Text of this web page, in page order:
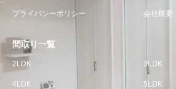
プライバシーポリシー 会社概要
間取り一覧
2LDK 3LDK
4LDK 5LDK